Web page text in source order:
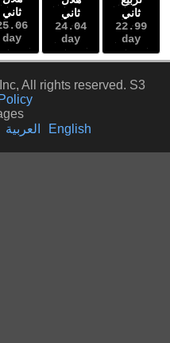
ثاني
24.04
day
ثاني
25.06
day
ثاني
26.07
day
mDawod ,Inc, All rights
Privacy Policy
العربية Français